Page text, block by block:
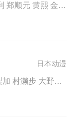
池晟 河允庆 朴炳垠 文素利 郑顺元 黄熙 金泽
日本动漫
菱川花菜 川石奈奈 深见梨加 村濑步 大野智敬 真殿光昭 住友七绘 寺杣昌纪 津田美波 山本和臣